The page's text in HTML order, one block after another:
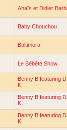
Anaïs et Didier
Baby Chouchou
Baltimora
Le Bébête Show
Benny B featuring
K
Benny B featuring
K
Benny B featuring
K